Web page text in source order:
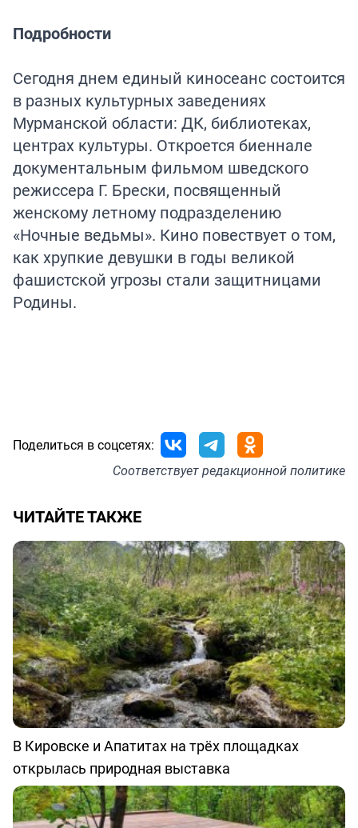
Подробности
Сегодня днем единый киносеанс состоится
в разных культурных заведениях
Мурманской области: ДК, библиотеках,
центрах культуры. Откроется биеннале
документальным фильмом шведского
режиссера Г. Брески, посвященный
женскому летному подразделению
«Ночные ведьмы». Кино повествует о том,
как хрупкие девушки в годы великой
фашистской угрозы стали защитницами
Родины.
Поделиться в соцсетях:
Соответствуетредакционной политике
ЧИТАЙТЕ ТАКЖЕ
В Кировске и Апатитах на трёх площадках
открылась природная выставка